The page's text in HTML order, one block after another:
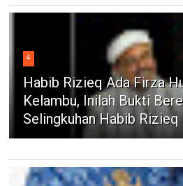
4
Habib Rizieq Ada Firza
Kelambu, Inilah Bukti
Selingkuhan Habib Rizieq